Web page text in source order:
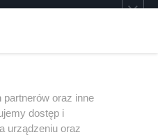
oraz inne
dostęp i
urządzeniu oraz